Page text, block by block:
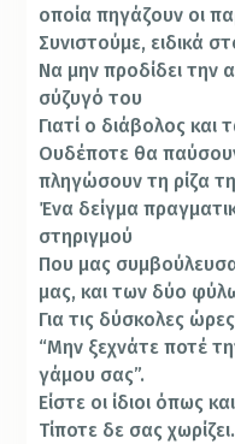
οποία πηγάζουν οι
Συνιστούμε, ειδικά
Να μην προδίδει την
σύζυγό του
Γιατί ο διάβολος και
Ουδέποτε θα
πληγώσουν τη ρίζα
Ένα δείγμα
στηριγμού
Που μας
μας, και των δύο
Για τις δύσκολες ώρες
“Μην ξεχνάτε ποτέ
γάμου σας”.
Είστε οι ίδιοι όπως
Τίποτε δε σας χωρίζει.